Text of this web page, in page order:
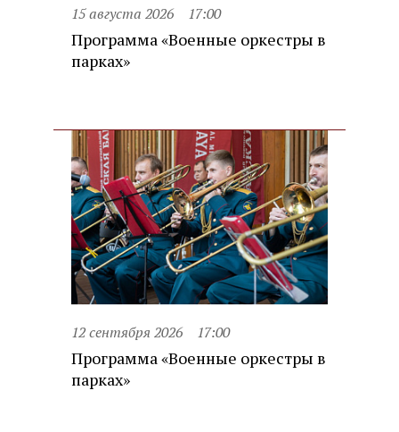
15 августа 2026 17:00
Программа «Военные оркестры в
парках»
12 сентября 2026 17:00
Программа «Военные оркестры в
парках»